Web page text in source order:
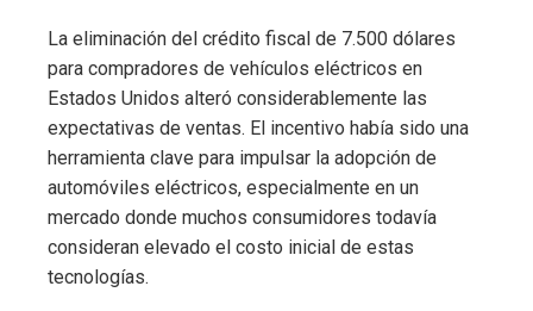
La eliminación del crédito fiscal de 7.500 dólares
para compradores de vehículos eléctricos en
Estados Unidos alteró considerablemente las
expectativas de ventas. El incentivo había sido una
herramienta clave para impulsar la adopción de
automóviles eléctricos, especialmente en un
mercado donde muchos consumidores todavía
consideran elevado el costo inicial de estas
tecnologías.